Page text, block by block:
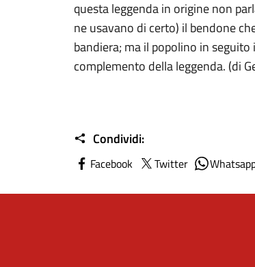
questa leggenda in origine non
ne usavano di certo) il bendone
bandiera; ma il popolino in
complemento della leggenda. (di
Condividi:
Facebook Twitter